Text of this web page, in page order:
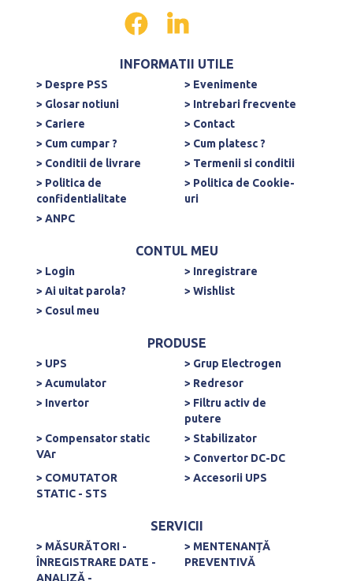
INFORMATII UTILE
> Despre PSS
> Evenimente
> Glosar notiuni
> Intrebari frecvente
> Cariere
> Contact
> Cum cumpar ?
> Cum platesc ?
> Conditii de livrare
> Termenii si conditii
> Politica de
confidentialitate
> Politica de Cookie-
uri
> ANPC
CONTUL MEU
> Login
> Inregistrare
> Ai uitat parola?
> Wishlist
> Cosul meu
PRODUSE
> UPS
> Grup Electrogen
> Acumulator
> Redresor
> Invertor
> Filtru activ de
putere
> Compensator static
VAr
> Stabilizator
> Convertor DC-DC
> COMUTATOR
STATIC - STS
> Accesorii UPS
SERVICII
> MĂSURĂTORI -
ÎNREGISTRARE DATE -
ANALIZĂ -
> MENTENANȚĂ
PREVENTIVĂ